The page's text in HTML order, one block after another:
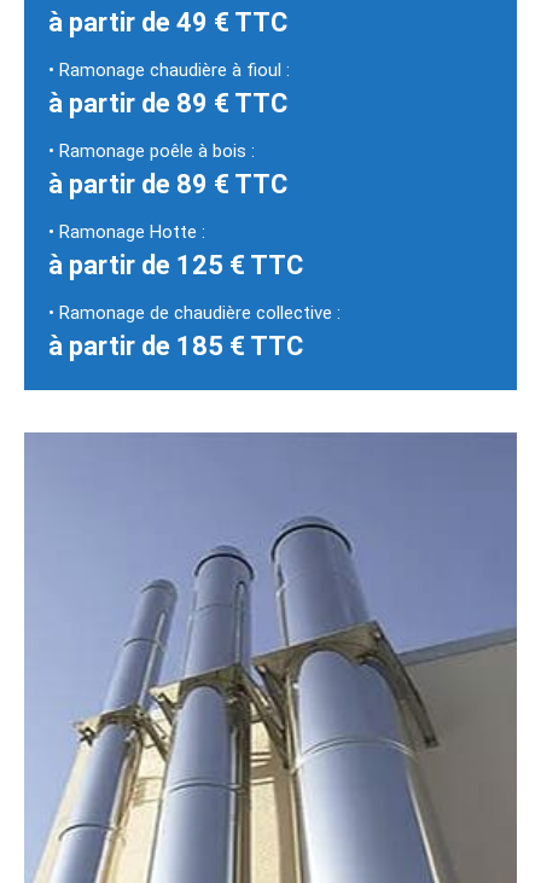
à partir de 49 € TTC
• Ramonage chaudière à fioul :
à partir de 89 € TTC
• Ramonage poêle à bois :
à partir de 89 € TTC
• Ramonage Hotte :
à partir de 125 € TTC
• Ramonage de chaudière collective :
à partir de 185 € TTC